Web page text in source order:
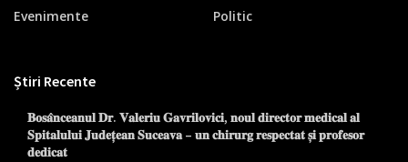
Evenimente
Politic
Știri Recente
𝐁𝐨𝐬𝐚̂𝐧𝐜𝐞𝐚𝐧𝐮𝐥 𝐃𝐫. 𝐕𝐚𝐥𝐞𝐫𝐢𝐮 𝐆𝐚𝐯𝐫𝐢𝐥𝐨𝐯𝐢𝐜𝐢, 𝐧𝐨𝐮𝐥 𝐝𝐢𝐫𝐞𝐜𝐭𝐨𝐫 𝐦𝐞𝐝𝐢𝐜𝐚𝐥 𝐚𝐥
𝐒𝐩𝐢𝐭𝐚𝐥𝐮𝐥𝐮𝐢 𝐉𝐮𝐝𝐞𝐭̦𝐞𝐚𝐧 𝐒𝐮𝐜𝐞𝐚𝐯𝐚 – 𝐮𝐧 𝐜𝐡𝐢𝐫𝐮𝐫𝐠 𝐫𝐞𝐬𝐩𝐞𝐜𝐭𝐚𝐭 𝐬̦𝐢 𝐩𝐫𝐨𝐟𝐞𝐬𝐨𝐫
𝐝𝐞𝐝𝐢𝐜𝐚𝐭